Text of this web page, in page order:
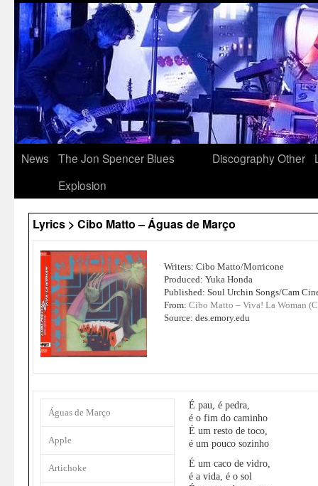
News
The Jon Spencer Blues
Explosion
DiscographyOther
Lyrics > Cibo Matto – Águas de Março
Writers: Cibo Matto/Morricone
Produced: Yuka Honda
Published: Soul Urchin Songs/Cam
From: Cibo Matto – Viva! La Woman
Source: des.emory.edu
Águas de Março
Apple
Artichoke
É pau, é pedra,
é o fim do caminho
É um resto de toco,
é um pouco sozinho
É um caco de vidro,
é a vida, é o sol